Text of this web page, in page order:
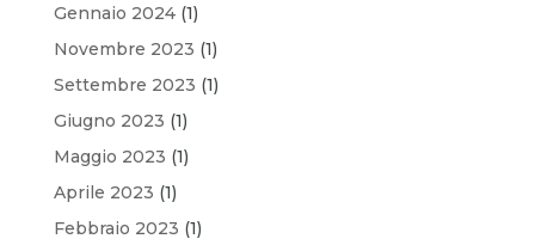
Gennaio 2024(1)
Novembre 2023 (1)
Settembre 2023 (1)
Giugno 2023 (1)
Maggio 2023 (1)
Aprile 2023 (1)
Febbraio 2023 (1)